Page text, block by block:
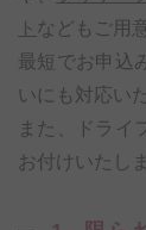
ト などもご用
最短でお申込
いにも対応い
また、ドライ
お付けいたし